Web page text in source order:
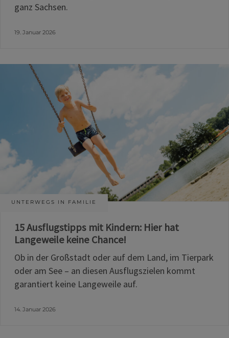
ganz Sachsen.
19. Januar 2026
UNTERWEGS IN FAMILIE
15 Ausflugstipps mit Kindern: Hier hat
Langeweile keine Chance!
Ob in der Großstadt oder auf dem Land, im Tierpark
oder am See – an diesen Ausflugszielen kommt
garantiert keine Langeweile auf.
14. Januar 2026